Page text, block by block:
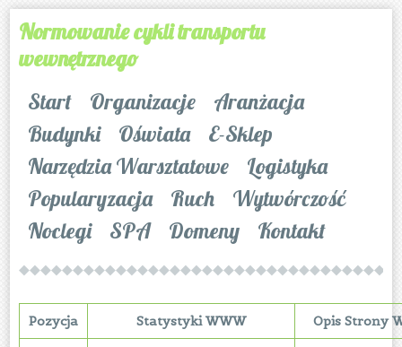
Normowanie cykli transportu
wewnętrznego
Start
Organizacje
Aranżacja
Budynki
Oświata
E-Sklep
Narzędzia Warsztatowe
Logistyka
Popularyzacja
Ruch
Wytwórczość
Noclegi
SPA Domeny Kontakt
Pozycja Statystyki WWW Opis Strony